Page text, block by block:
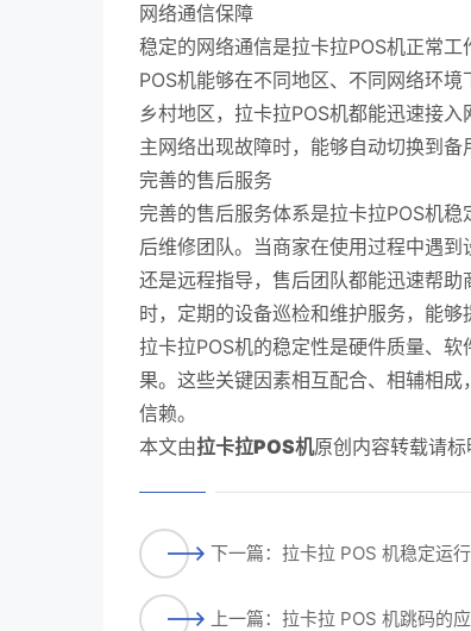
网络通信保障
稳定的网络通信是拉卡拉POS机正常
POS机能够在不同地区、不同网络环
乡村地区，拉卡拉POS机都能迅速接
主网络出现故障时，能够自动切换到备
完善的售后服务
完善的售后服务体系是拉卡拉POS机
后维修团队。当商家在使用过程中遇
还是远程指导，售后团队都能迅速帮
时，定期的设备巡检和维护服务，能够
拉卡拉POS机的稳定性是硬件质量、
果。这些关键因素相互配合、相辅相
信赖。
本文由拉卡拉POS机原创内容转载请标
下一篇：拉卡拉 POS 机稳定运
上一篇：拉卡拉 POS 机跳码的